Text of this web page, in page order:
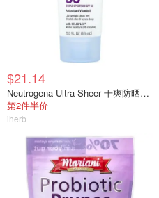
$21.14
Neutrogena Ultra Sheer 干爽防晒霜 SPF55 88ml
第2件半价
iherb